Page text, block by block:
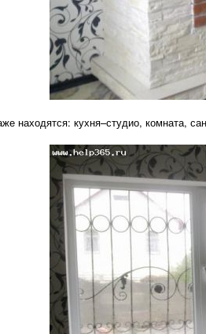
находятся: кухня–студио, комната,